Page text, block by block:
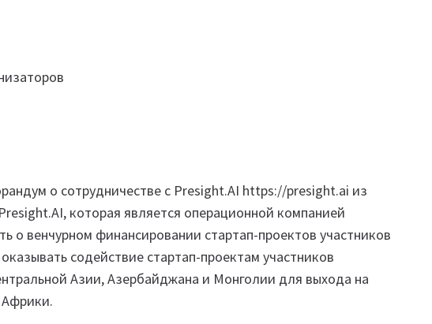
о сотрудничестве с Presight.AI https://presight.ai из
которая является операционной компанией
о венчурном финансировании стартап-проектов участников
содействие стартап-проектам участников
Азии, Азербайджана и Монголии для выхода на